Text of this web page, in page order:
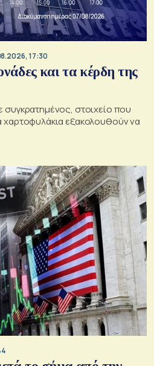
17:30
και τα κέρδη της
συγκρατημένος, στοιχείο που
χαρτοφυλάκια εξακολουθούν να